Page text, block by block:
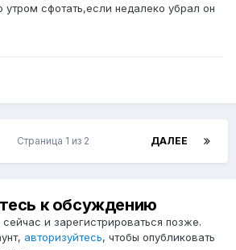
утром сфотать,если недалеко убрал он
ДАЛЕЕ
Страница 1 из 2
к обсуждению
и зарегистрироваться позже.
авторизуйтесь, чтобы опубликовать